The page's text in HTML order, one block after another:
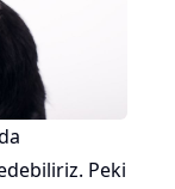
Peki